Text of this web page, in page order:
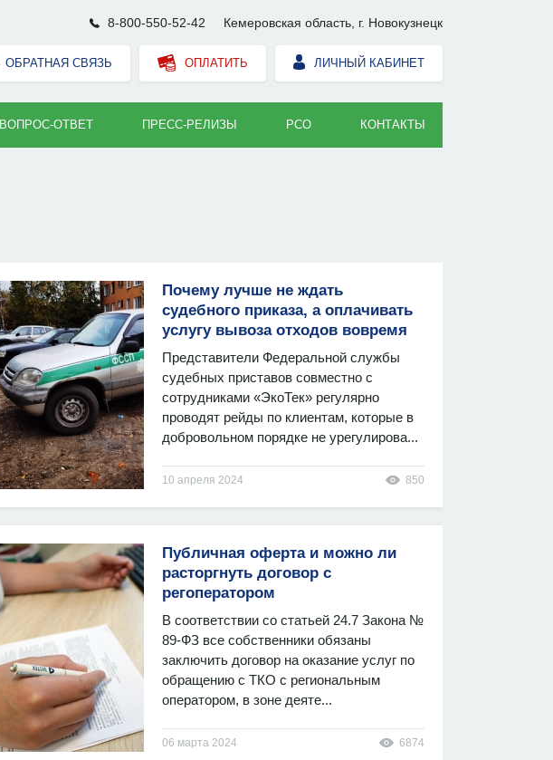
Кемеровская область, г. Новокузнецк
8-800-550-52-42
ЛИЧНЫЙ КАБИНЕТ
ОПЛАТИТЬ
ОБРАТНАЯ СВЯЗЬ
ВОПРОС-ОТВЕТ ПРЕСС-РЕЛИЗЫ РСО КОНТАКТЫ
Почему лучше не ждать
судебного приказа, а оплачивать
услугу вывоза отходов вовремя
Представители Федеральной службы
судебных приставов совместно с
сотрудниками «ЭкоТек» регулярно
проводят рейды по клиентам, которые в
добровольном порядке не урегулирова...
10 апреля 2024 850
Публичная оферта и можно ли
расторгнуть договор с
регоператором
В соответствии со статьей 24.7 Закона №
89-ФЗ все собственники обязаны
заключить договор на оказание услуг по
обращению с ТКО с региональным
оператором, в зоне деяте...
06 марта 2024 6874